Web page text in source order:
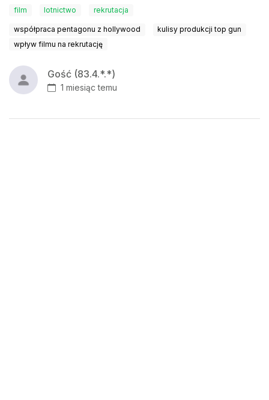
film lotnictwo rekrutacja
współpraca pentagonu z hollywood
kulisy produkcji top gun
wpływ filmu na rekrutację
Gość (83.4.*.*)
1 miesiąc temu